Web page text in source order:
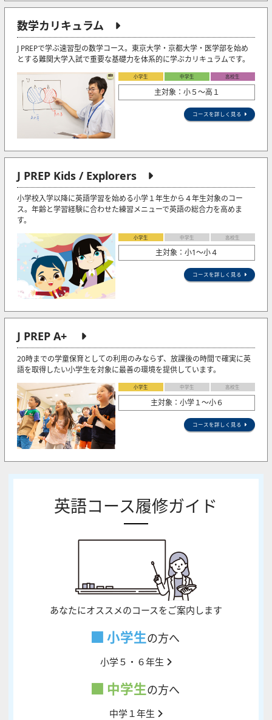
数学カリキュラム
J PREPで学ぶ速習型の数学コース。東京大学・京都大学・医学部を始め
とする難関大学入試で重要な基礎力を体系的に学ぶカリキュラムです。
小学生 中学生 高校生
主対象：小５〜高１
コースを詳しく見る
J PREP Kids / Explorers
小学校入学以降に英語学習を始める小学１年生から４年生対象のコー
ス。年齢と学習経験に合わせた練習メニューで英語の総合力を高めま
す。
小学生 中学生 高校生
主対象：小1〜小４
コースを詳しく見る
J PREP A+
20時までの学童保育としての利用のみならず、放課後の時間で確実に英
語を取得したい小学生を対象に最善の環境を提供しています。
小学生 中学生 高校生
主対象：小学１～小６
コースを詳しく見る
英語コース履修ガイド
あなたにオススメのコースをご案内します
小学生の方へ
小学５・６年生
中学生の方へ
中学１年生